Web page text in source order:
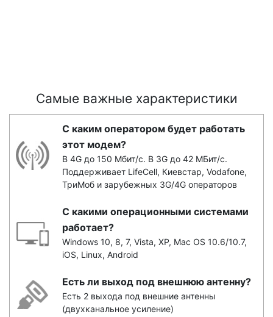
Самые важные характеристики
С каким оператором будет работать
этот модем?
В 4G до 150 Мбит/с. В 3G до 42 МБит/с.
Поддерживает LifeCell, Киевстар, Vodafone,
ТриМоб и зарубежных 3G/4G операторов
С какими операционными системами
работает?
Windows 10, 8, 7, Vista, XP, Mac OS 10.6/10.7,
iOS, Linux, Android
Есть ли выход под внешнюю антенну?
Есть 2 выхода под внешние антенны
(двухканальное усиление)